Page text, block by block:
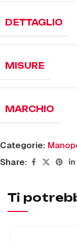
DETTAGLIO
MISURE
MARCHIO
Categorie:
Share:
Ti